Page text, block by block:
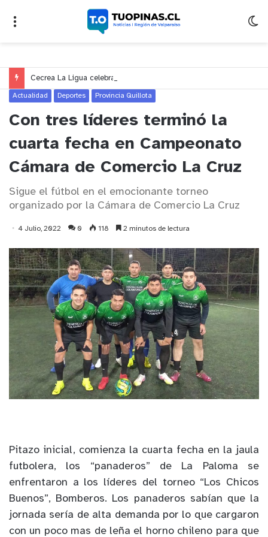
Actualidad Deportes Provincia Quillota
Con tres líderes terminó la
cuarta fecha en Campeonato
Cámara de Comercio La Cruz
Sigue el fútbol en el emocionante torneo
organizado por la Cámara de Comercio La Cruz
4 Julio, 2022 0 118 2 minutos de lectura
Pitazo inicial, comienza la cuarta fecha en la jaula
futbolera, los “panaderos” de La Paloma se
enfrentaron a los líderes del torneo “Los Chicos
Buenos”, Bomberos. Los panaderos sabían que la
jornada sería de alta demanda por lo que cargaron
con un poco mas de leña el horno chileno para que